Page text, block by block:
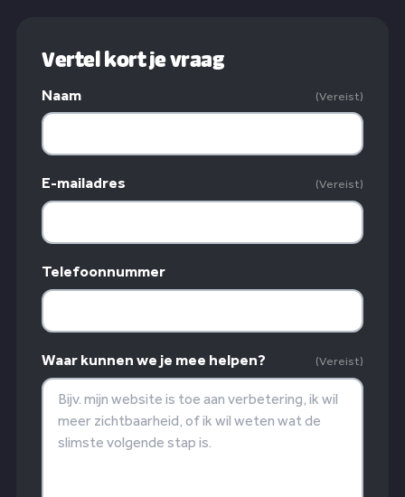
Vertel kort je vraag
Naam (Vereist)
E-mailadres (Vereist)
Telefoonnummer
Waar kunnen we je mee helpen? (Vereist)